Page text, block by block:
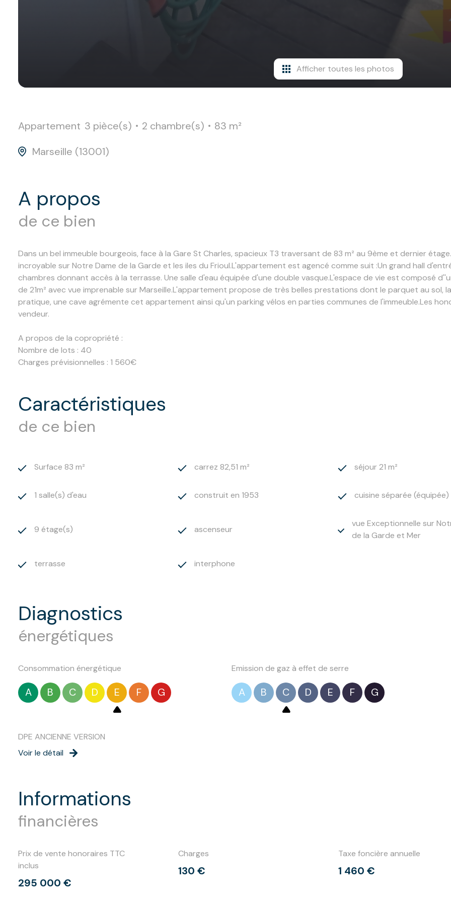
Afficher toutes les photos
Appartement 3 pièce(s) 2 chambre(s)
83 m²
Marseille (13001)
a propos
de ce bien
Dans un bel immeuble bourgeois, face à la Gare St Charles, spacieux T3 traversant de 83 m² au 9ème et dernier
incroyable sur Notre Dame de la Garde et les iles du Frioul.L'appartement est agencé comme suit :Un grand hall
chambres donnant accès à la terrasse. Une salle d'eau équipée d'une double vasque.L'espace de vie est composé
de 21m² avec vue imprenable sur Marseille.L'appartement propose de très belles prestations dont le parquet au sol,
pratique, une cave agrémente cet appartement ainsi qu'un parking vélos en parties communes de l'immeuble.Les
vendeur.
A propos de la copropriété :
Nombre de lots : 40
Charges prévisionnelles : 1 560€
caractéristiques
de ce bien
Surface 83 m² carrez 82,51 m² séjour 21 m²
1 salle(s) d'eau construit en 1953 cuisine séparée (équipée)
9 étage(s) ascenseur
vue Exceptionnelle sur
de la Garde et Mer
terrasse interphone
diagnostics
énergétiques
Consommation énergétique
A B C D E F G
Emission de gaz à effet de serre
A B C D E F G
DPE ANCIENNE VERSION
Voir le détail
informations
financières
Prix de vente honoraires TTC
inclus
295 000 €
Charges
130 €
Taxe foncière annuelle
1 460 €